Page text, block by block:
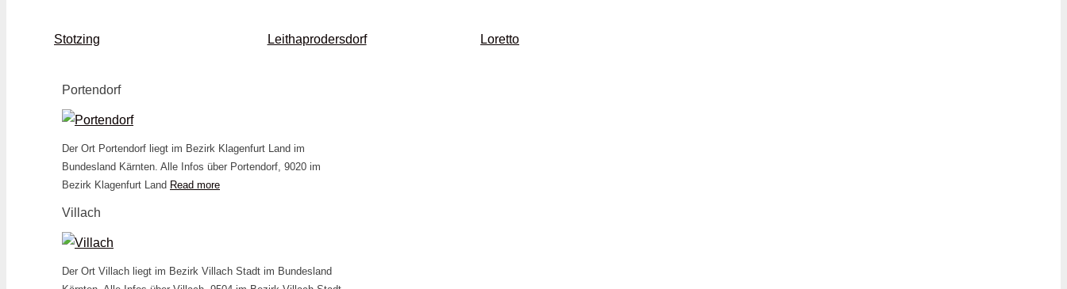
Stotzing Leithaprodersdorf Loretto
Portendorf
Der Ort Portendorf liegt im Bezirk Klagenfurt Land im
Bundesland Kärnten. Alle Infos über Portendorf, 9020 im
Bezirk Klagenfurt Land Read more
Villach
Der Ort Villach liegt im Bezirk Villach Stadt im Bundesland